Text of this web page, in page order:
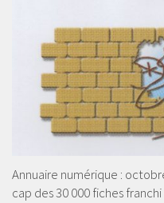
Annuaire numérique :
cap des 30 000 fiches